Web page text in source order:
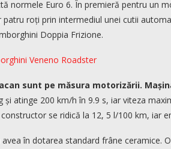
normele Euro 6. În premieră pentru un
roți prin intermediul unei cutii
Doppia Frizione.
Veneno Roadster
sunt pe măsura motorizării.
și atinge 200 km/h în 9.9 s, iar viteza
se ridică la 12, 5 l/100 km, iar
în dotarea standard frâne